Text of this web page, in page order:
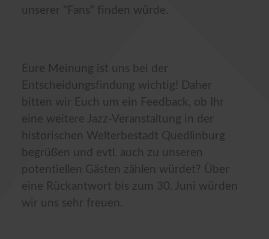
unserer "Fans" finden würde.
Eure Meinung ist uns bei der
Entscheidungsfindung wichtig! Daher
bitten wir Euch um ein Feedback, ob Ihr
eine weitere Jazz-Veranstaltung in der
historischen Welterbestadt Quedlinburg
begrüßen und evtl. auch zu unseren
potentiellen Gästen zählen würdet? Über
eine Rückantwort bis zum 30. Juni würden
wir uns sehr freuen.